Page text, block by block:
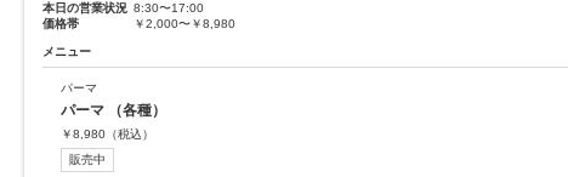
本日の営業状況 8:30〜17:00
価格帯
￥2,000〜￥8,980
メニュー
パーマ
パーマ （各種）
￥8,980 （税込）
販売中